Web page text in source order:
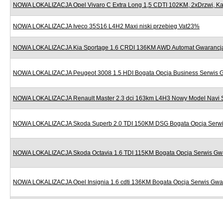
NOWA LOKALIZACJA Opel Vivaro C Extra Long 1,5 CDTI 102KM, 2xDrzwi,
NOWA LOKALIZACJA Iveco 35S16 L4H2 Maxi niski przebieg Vat23%
NOWA LOKALIZACJA Kia Sportage 1.6 CRDI 136KM AWD Automat
NOWA LOKALIZACJA Peugeot 3008 1.5 HDI Bogata Opcja Business Serwis
NOWA LOKALIZACJA Renault Master 2.3 dci 163km L4H3 Nowy Model Navi
NOWA LOKALIZACJA Skoda Superb 2.0 TDI 150KM DSG Bogata Opcja
NOWA LOKALIZACJA Skoda Octavia 1.6 TDI 115KM Bogata Opcja Serwis
NOWA LOKALIZACJA Opel Insignia 1.6 cdti 136KM Bogata Opcja Serwis